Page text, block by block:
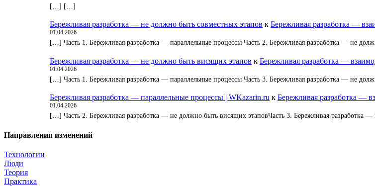
[…] […]
Бережливая разработка — не должно быть совместных этапов к Бережливая разработка —
01.04.2026
[…] Часть 1. Бережливая разработка — параллельные процессы Часть 2. Бережливая разработка — не
Бережливая разработка — не должно быть висящих этапов к Бережливая разработка —
01.04.2026
[…] Часть 1. Бережливая разработка — параллельные процессы Часть 3. Бережливая разработка — не
Бережливая разработка — параллельные процессы | WKazarin.ru к Бережливая разработка —
01.04.2026
[…] Часть 2. Бережливая разработка — не должно быть висящих этаповЧасть 3. Бережливая разработка
Направления изменений
Технологии
Люди
Теория
Практика